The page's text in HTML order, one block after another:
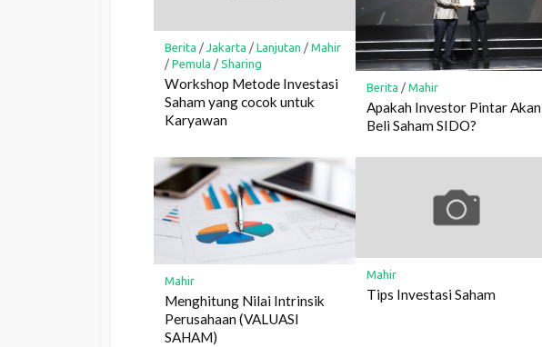
Berita /Jakarta /Lanjutan /Mahir
/Pemula /Sharing
Workshop Metode Investasi
Saham yang cocok untuk
Karyawan
Berita /Mahir
Apakah Investor Pintar Akan
Beli Saham SIDO?
Mahir
Menghitung Nilai Intrinsik
Perusahaan (VALUASI
SAHAM)
Mahir
Tips Investasi Saham